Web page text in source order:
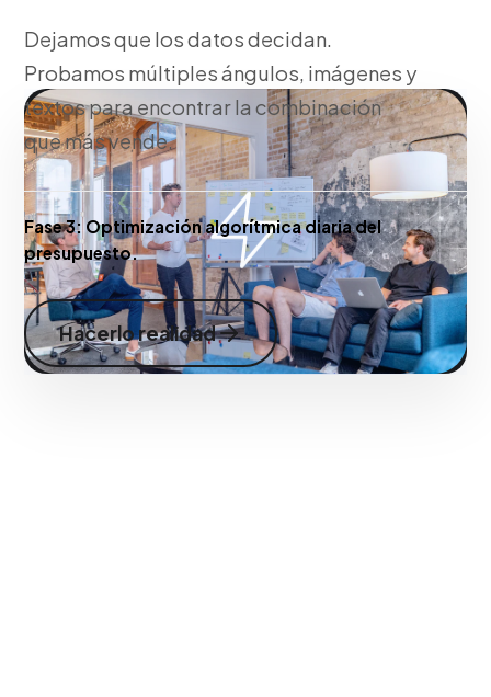
Dejamos que los datos decidan.
Probamos múltiples ángulos, imágenes y
textos para encontrar la combinación
que más vende.
Fase 3: Optimización algorítmica diaria del
presupuesto.
Hacerlo realidad